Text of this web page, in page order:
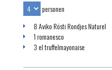
personen
8 Aviko Rösti Rondjes Naturel
1 romanesco
3 el truffelmayonaise